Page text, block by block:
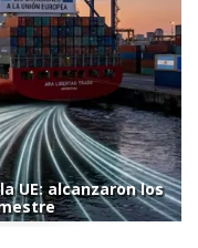
UE: alcanzaron los